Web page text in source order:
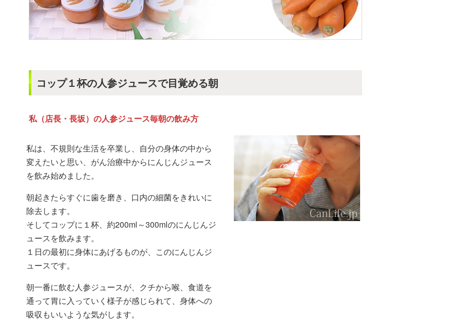
コップ１杯の人参ジュースで目覚める朝
私（店長・長坂）の人参ジュース毎朝の飲み方
私は、不規則な生活を卒業し、自分の身体の中から
変えたいと思い、がん治療中からにんじんジュース
を飲み始めました。
朝起きたらすぐに歯を磨き、口内の細菌をきれいに
除去します。
そしてコップに１杯、約200ml～300mlのにんじんジ
ュースを飲みます。
１日の最初に身体にあげるものが、このにんじんジ
ュースです。
朝一番に飲む人参ジュースが、クチから喉、食道を
通って胃に入っていく様子が感じられて、身体への
吸収もいいような気がします。